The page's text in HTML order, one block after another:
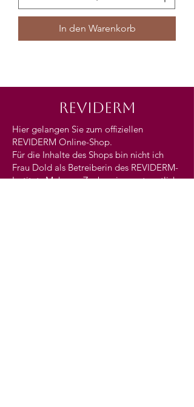
In den Warenkorb
REVIDERM
Hier gelangen Sie zum offiziellen
REVIDERM Online-Shop.
Für die Inhalte des Shops bin nicht ich
Frau Dold als Betreiberin des REVIDERM-
Instituts Make-up Zauberei verantwortlich.